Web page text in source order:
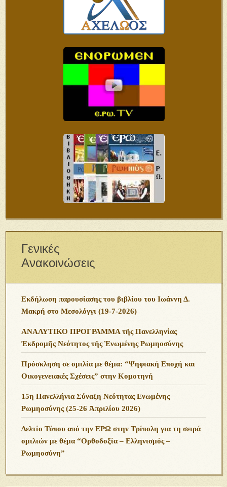
Γενικές
Ανακοινώσεις
Εκδήλωση παρουσίασης του βιβλίου του Ιωάννη Δ.
Μακρή στο Μεσολόγγι (19-7-2026)
ΑΝΑΛΥΤΙΚΟ ΠΡΟΓΡΑΜΜΑ τῆς Πανελληνίας
Ἐκδρομῆς Νεότητος τῆς Ἑνωμένης Ρωμηοσύνης
Πρόσκληση σε ομιλία με θέμα: “Ψηφιακή Εποχή και
Οικογενειακές Σχέσεις” στην Κομοτηνή
15η Πανελλήνια Σύναξη Νεότητας Ενωμένης
Ρωμηοσύνης (25-26 Ἀπριλίου 2026)
Δελτίο Τύπου από την ΕΡΩ στην Τρίπολη για τη σειρά
ομιλιών με θέμα “Ορθοδοξία – Ελληνισμός –
Ρωμηοσύνη”